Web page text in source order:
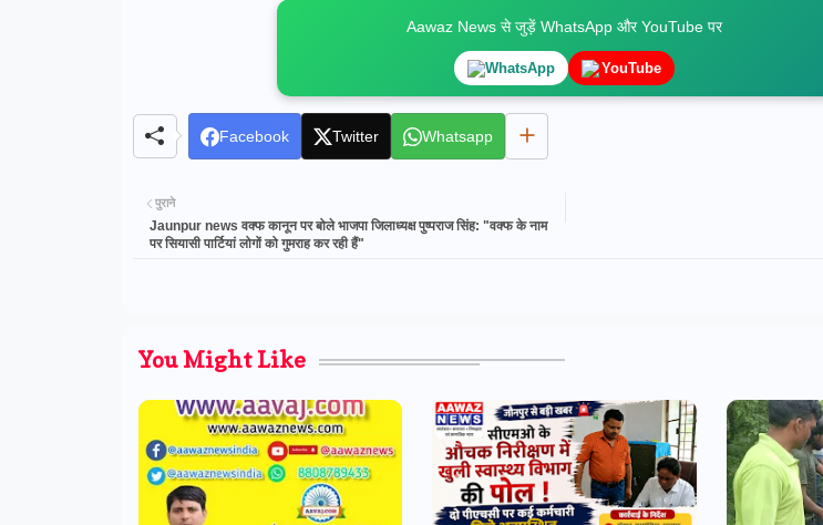
Aawaz News से जुड़ें WhatsApp और YouTube पर
WhatsApp YouTube
Facebook Twitter Whatsapp
पुराने
Jaunpur news वक्फ कानून पर बोले भाजपा जिलाध्यक्ष पुष्पराज सिंह: "वक्फ के नाम
पर सियासी पार्टियां लोगों को गुमराह कर रही हैं"
You Might Like